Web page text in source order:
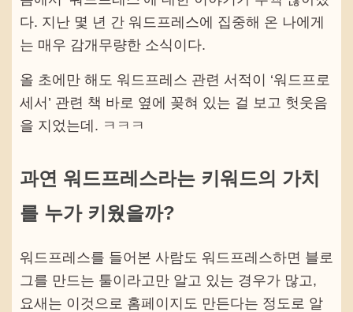
다. 지난 몇 년 간 워드프레스에 집중해 온 나에게
는 매우 감개무량한 소식이다.
올 초에만 해도 워드프레스 관련 서적이 ‘워드프로
세서’ 관련 책 바로 옆에 꽂혀 있는 걸 보고 헛웃음
을 지었는데. ㅋㅋㅋ
과연 워드프레스라는 키워드의 가치
를 누가 키웠을까?
워드프레스를 들어본 사람도 워드프레스하면 블로
그를 만드는 툴이라고만 알고 있는 경우가 많고,
요새는 이것으로 홈페이지도 만든다는 정도로 알